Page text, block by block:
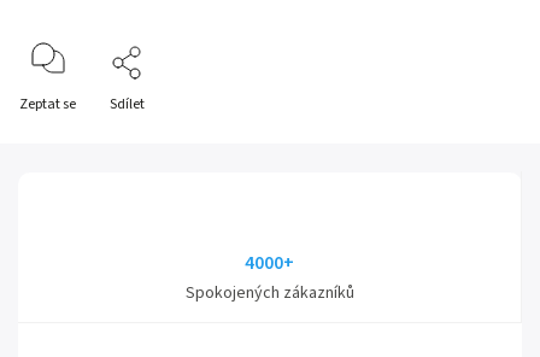
Zeptat se Sdílet
4000+
Spokojených zákazníků